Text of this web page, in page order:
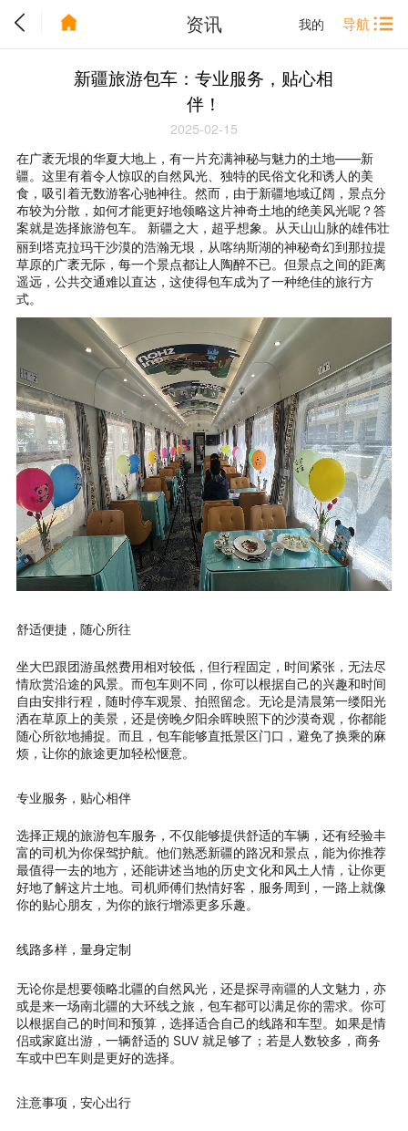
我的 导航
资讯
新疆旅游包车：专业服务，贴心相
伴！
2025-02-15
在广袤无垠的华夏大地上，有一片充满神秘与魅力的土地——新
疆。这里有着令人惊叹的自然风光、独特的民俗文化和诱人的美
食，吸引着无数游客心驰神往。然而，由于新疆地域辽阔，景点分
布较为分散，如何才能更好地领略这片神奇土地的绝美风光呢？答
案就是选择旅游包车。 新疆之大，超乎想象。从天山山脉的雄伟壮
丽到塔克拉玛干沙漠的浩瀚无垠，从喀纳斯湖的神秘奇幻到那拉提
草原的广袤无际，每一个景点都让人陶醉不已。但景点之间的距离
遥远，公共交通难以直达，这使得包车成为了一种绝佳的旅行方
式。
舒适便捷，随心所往
坐大巴跟团游虽然费用相对较低，但行程固定，时间紧张，无法尽
情欣赏沿途的风景。而包车则不同，你可以根据自己的兴趣和时间
自由安排行程，随时停车观景、拍照留念。无论是清晨第一缕阳光
洒在草原上的美景，还是傍晚夕阳余晖映照下的沙漠奇观，你都能
随心所欲地捕捉。而且，包车能够直抵景区门口，避免了换乘的麻
烦，让你的旅途更加轻松惬意。
专业服务，贴心相伴
选择正规的旅游包车服务，不仅能够提供舒适的车辆，还有经验丰
富的司机为你保驾护航。他们熟悉新疆的路况和景点，能为你推荐
最值得一去的地方，还能讲述当地的历史文化和风土人情，让你更
好地了解这片土地。司机师傅们热情好客，服务周到，一路上就像
你的贴心朋友，为你的旅行增添更多乐趣。
线路多样，量身定制
无论你是想要领略北疆的自然风光，还是探寻南疆的人文魅力，亦
或是来一场南北疆的大环线之旅，包车都可以满足你的需求。你可
以根据自己的时间和预算，选择适合自己的线路和车型。如果是情
侣或家庭出游，一辆舒适的 SUV 就足够了；若是人数较多，商务
车或中巴车则是更好的选择。
注意事项，安心出行